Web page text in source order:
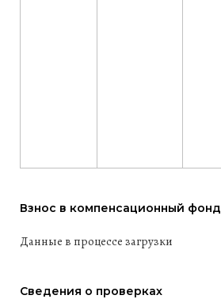
Взнос в компенсационный фонд
Данные в процессе загрузки
Сведения о проверках